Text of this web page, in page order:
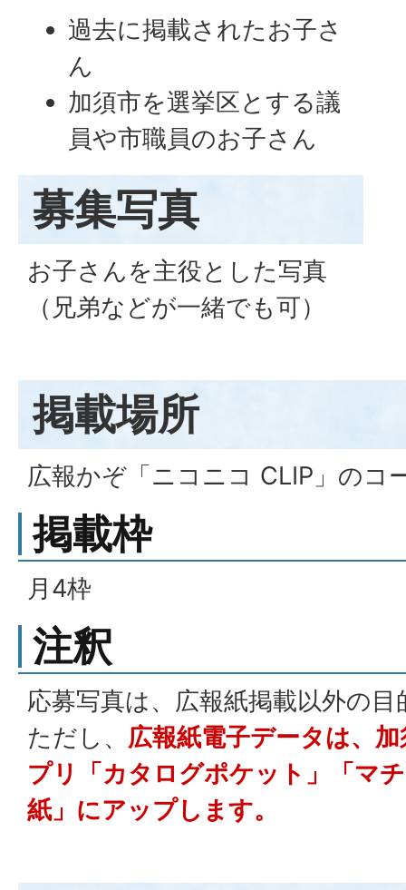
過去に掲載されたお子さ
ん
加須市を選挙区とする議
員や市職員のお子さん
募集写真
お子さんを主役とした写真
（兄弟などが一緒でも可）
掲載場所
広報かぞ「ニコニコ CLIP」のコ
掲載枠
月4枠
注釈
応募写真は、広報紙掲載以外の
ただし、 広報紙電子データは、
プリ「カタログポケット」「マ
紙」にアップします。